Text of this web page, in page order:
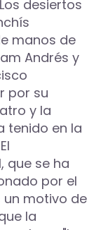
desiertos
manos de
Andrés y
por su
y la
tenido en la
que se ha
por el
un motivo de
la